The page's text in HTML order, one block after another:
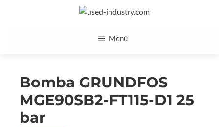
Menú
Bomba GRUNDFOS
MGE90SB2-FT115-D1 25
bar